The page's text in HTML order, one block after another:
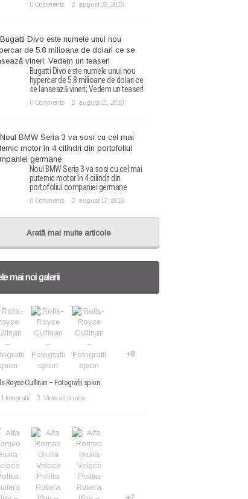
0 Comments august 22, 2018
Bugatti Divo este numele unui nou
hypercar de 5.8 milioane de dolari ce
se lansează vineri; Vedem un teaser!
0 Comments august 21, 2018
Noul BMW Seria 3 va sosi cu cel mai
puternic motor în 4 cilindri din
portofoliul companiei germane
0 Comments august 17, 2018
Arată mai multe articole
mai noi galerii
+8
Royce Cullinan – Fotografii spion
fotografii View all photos